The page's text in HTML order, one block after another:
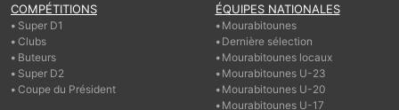
COMPÉTITIONS
Super D1
Clubs
Buteurs
Super D2
Coupe du Président
ÉQUIPES NATIONALES
Mourabitounes
Dernière sélection
Mourabitounes locaux
Mourabitounes U-23
Mourabitounes U-20
Mourabitounes U-17